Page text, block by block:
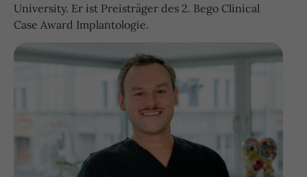
University. Er ist Preisträger des 2. Bego Clinical
Case Award Implantologie.